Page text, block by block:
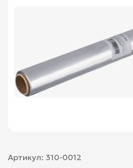
Артикул: 310-0012